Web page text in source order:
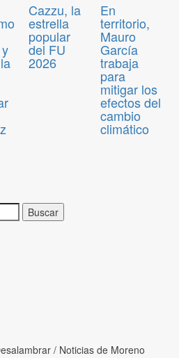
Cazzu, la
estrella
popular
del FU
2026
En
territorio,
Mauro
García
trabaja
para
mitigar los
efectos del
cambio
climático
/ Noticias de Moreno